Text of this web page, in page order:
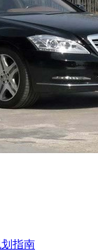
指南